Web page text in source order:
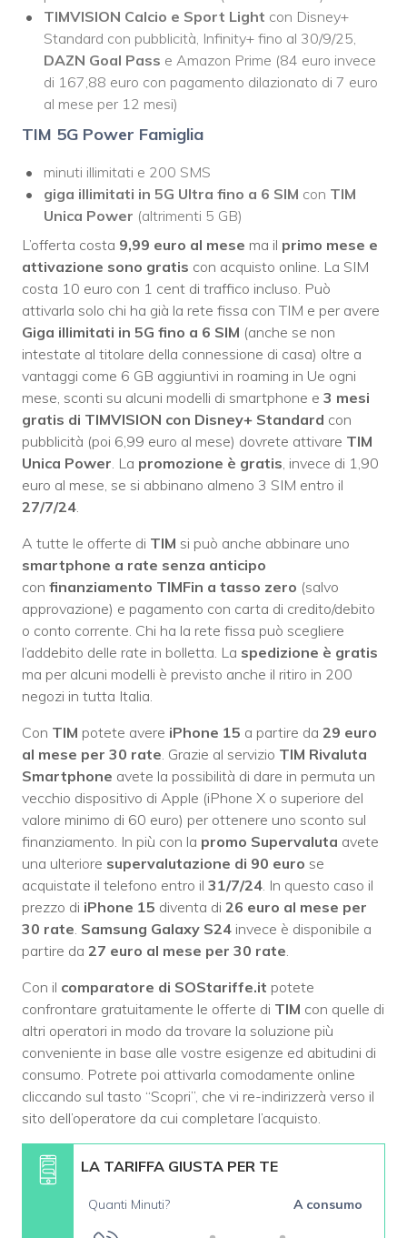
TIMVISION Calcio e Sport Light con Disney+
Standard con pubblicità, Infinity+ fino al 30/9/25,
DAZN Goal Pass e Amazon Prime (84 euro invece
di 167,88 euro con pagamento dilazionato di 7 euro
al mese per 12 mesi)
TIM 5G Power Famiglia
minuti illimitati e 200 SMS
giga illimitati in 5G Ultra fino a 6 SIM con TIM
Unica Power (altrimenti 5 GB)
L’offerta costa 9,99 euro al mese ma il primo mese e
attivazione sono gratis con acquisto online. La SIM
costa 10 euro con 1 cent di traffico incluso. Può
attivarla solo chi ha già la rete fissa con TIM e per avere
Giga illimitati in 5G fino a 6 SIM (anche se non
intestate al titolare della connessione di casa) oltre a
vantaggi come 6 GB aggiuntivi in roaming in Ue ogni
mese, sconti su alcuni modelli di smartphone e 3 mesi
gratis di TIMVISION con Disney+ Standard con
pubblicità (poi 6,99 euro al mese) dovrete attivare TIM
Unica Power. La promozione è gratis, invece di 1,90
euro al mese, se si abbinano almeno 3 SIM entro il
27/7/24.
A tutte le offerte di TIM si può anche abbinare uno
smartphone a rate senza anticipo
con finanziamento TIMFin a tasso zero (salvo
approvazione) e pagamento con carta di credito/debito
o conto corrente. Chi ha la rete fissa può scegliere
l’addebito delle rate in bolletta. La spedizione è gratis
ma per alcuni modelli è previsto anche il ritiro in 200
negozi in tutta Italia.
Con TIM potete avere iPhone 15 a partire da 29 euro
al mese per 30 rate. Grazie al servizio TIM Rivaluta
Smartphone avete la possibilità di dare in permuta un
vecchio dispositivo di Apple (iPhone X o superiore del
valore minimo di 60 euro) per ottenere uno sconto sul
finanziamento. In più con la promo Supervaluta avete
una ulteriore supervalutazione di 90 euro se
acquistate il telefono entro il 31/7/24. In questo caso il
prezzo di iPhone 15 diventa di 26 euro al mese per
30 rate. Samsung Galaxy S24 invece è disponibile a
partire da 27 euro al mese per 30 rate.
Con il comparatore di SOStariffe.it potete
confrontare gratuitamente le offerte di TIM con quelle di
altri operatori in modo da trovare la soluzione più
conveniente in base alle vostre esigenze ed abitudini di
consumo. Potrete poi attivarla comodamente online
cliccando sul tasto “Scopri”, che vi re-indirizzerà verso il
sito dell’operatore da cui completare l’acquisto.
LA TARIFFA GIUSTA PER TE
Quanti Minuti? A consumo